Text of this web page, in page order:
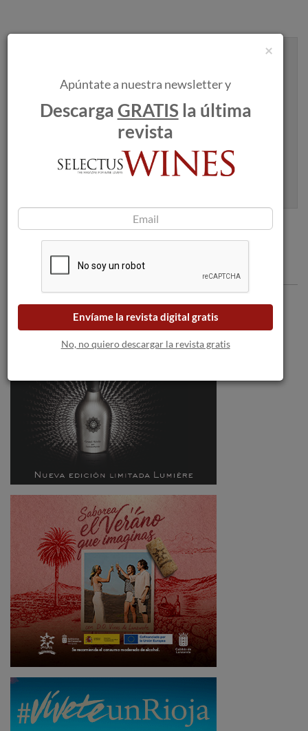
bandeja de entrada
Apúntame
Comentarios
×
Apúntate a nuestra newsletter y
DescargaGRATIS la última
revista
Envíame la revista digital gratis
No, no quiero descargar la revista gratis